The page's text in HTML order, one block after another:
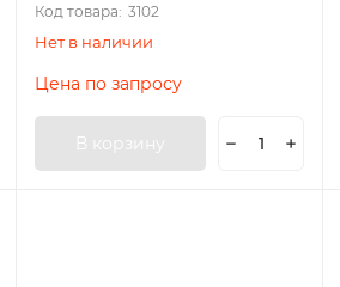
Код товара: 3102
Нет в наличии
Цена по запросу
В корзину